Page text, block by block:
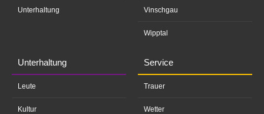
Unterhaltung Vinschgau
Wipptal
Unterhaltung
Leute
Kultur
Service
Trauer
Wetter